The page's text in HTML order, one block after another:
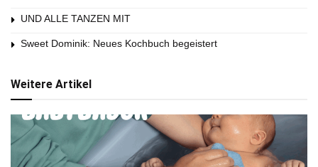
UND ALLE TANZEN MIT
Sweet Dominik: Neues Kochbuch begeistert
Weitere Artikel